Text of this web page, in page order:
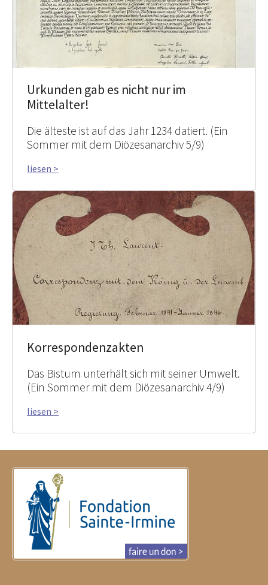
Urkunden gab es nicht nur im
Mittelalter!
Die älteste ist auf das Jahr 1234 datiert. (Ein
Sommer mit dem Diözesanarchiv 5/9)
liesen >
Korrespondenzakten
Das Bistum unterhält sich mit seiner Umwelt.
(Ein Sommer mit dem Diözesanarchiv 4/9)
liesen >